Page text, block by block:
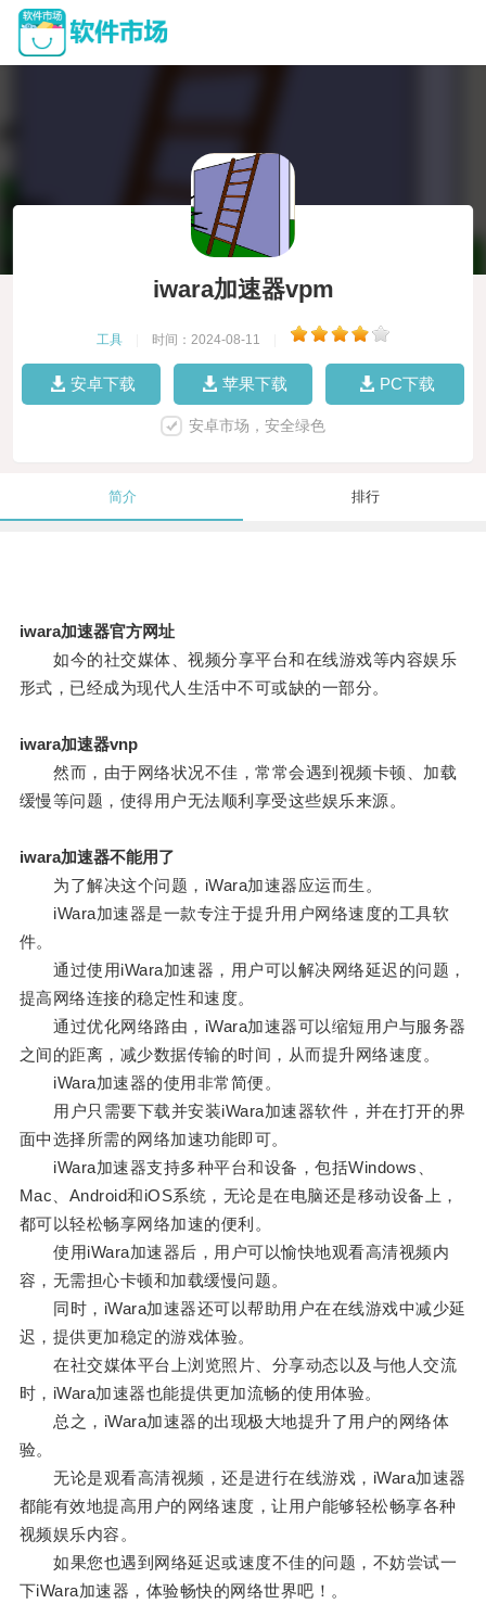
iwara加速器vpm
工具 时间：2024-08-11
安卓下载 苹果下载 PC下载
安卓市场，安全绿色
简介 排行
iwara加速器官方网址
如今的社交媒体、视频分享平台和在线游戏等内容娱乐
形式，已经成为现代人生活中不可或缺的一部分。
iwara加速器vnp
然而，由于网络状况不佳，常常会遇到视频卡顿、加载
缓慢等问题，使得用户无法顺利享受这些娱乐来源。
iwara加速器不能用了
为了解决这个问题，iWara加速器应运而生。
iWara加速器是一款专注于提升用户网络速度的工具软
件。
通过使用iWara加速器，用户可以解决网络延迟的问题，
提高网络连接的稳定性和速度。
通过优化网络路由，iWara加速器可以缩短用户与服务器
之间的距离，减少数据传输的时间，从而提升网络速度。
iWara加速器的使用非常简便。
用户只需要下载并安装iWara加速器软件，并在打开的界
面中选择所需的网络加速功能即可。
iWara加速器支持多种平台和设备，包括Windows、
Mac、Android和iOS系统，无论是在电脑还是移动设备上，
都可以轻松畅享网络加速的便利。
使用iWara加速器后，用户可以愉快地观看高清视频内
容，无需担心卡顿和加载缓慢问题。
同时，iWara加速器还可以帮助用户在在线游戏中减少延
迟，提供更加稳定的游戏体验。
在社交媒体平台上浏览照片、分享动态以及与他人交流
时，iWara加速器也能提供更加流畅的使用体验。
总之，iWara加速器的出现极大地提升了用户的网络体
验。
无论是观看高清视频，还是进行在线游戏，iWara加速器
都能有效地提高用户的网络速度，让用户能够轻松畅享各种
视频娱乐内容。
如果您也遇到网络延迟或速度不佳的问题，不妨尝试一
下iWara加速器，体验畅快的网络世界吧！。